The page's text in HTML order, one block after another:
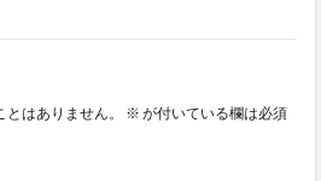
はありません。 ※ が付いている欄は必須